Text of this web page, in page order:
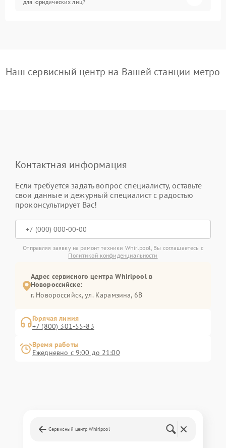
для юридических лиц?
Наш сервисный центр на Вашей станции метро
Контактная информация
Если требуется задать вопрос специалисту, оставьте
свои данные и дежурный специалист с радостью
проконсультирует Вас!
Отправляя заявку на ремонт техники Whirlpool, Вы соглашаетесь с
Политикой конфиденциальности
Адрес сервисного центра Whirlpool в
Новороссийске:
г. Новороссийск, ул. Карамзина, 6В
Горячая линия
+7 (800) 301-55-83
Время работы
Ежедневно с 9:00 до 21:00
Сервисный центр Whirlpool